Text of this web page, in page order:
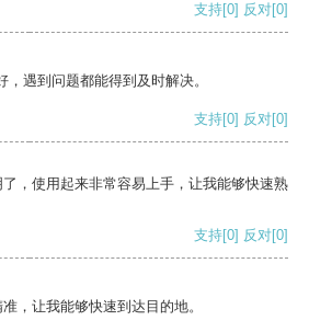
支持[0] 反对[0]
遇到问题都能得到及时解决。
支持[0] 反对[0]
，使用起来非常容易上手，让我能够快速熟
支持[0] 反对[0]
，让我能够快速到达目的地。